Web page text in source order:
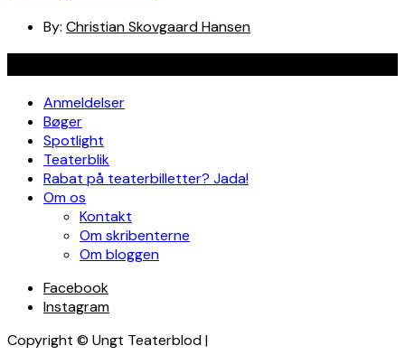
By: Christian Skovgaard Hansen
Anmeldelser
Bøger
Spotlight
Teaterblik
Rabat på teaterbilletter? Jada!
Om os
Kontakt
Om skribenterne
Om bloggen
Facebook
Instagram
Copyright © Ungt Teaterblod |